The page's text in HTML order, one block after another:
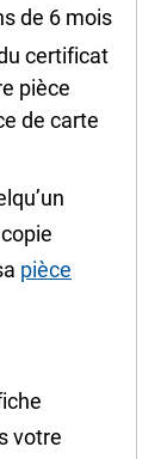
de 6 mois
certificat
pièce
de carte
pièce
votre